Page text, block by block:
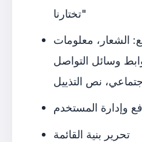
تختارنا"
الشعار، معلومات
وسائل التواصل
نص التذييل
وإدارة المستخدم
تحرير بنية القائمة